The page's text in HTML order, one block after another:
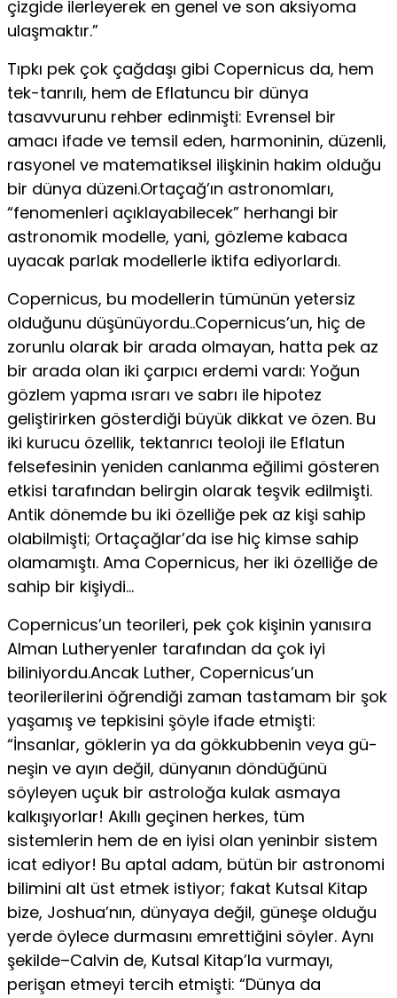
çizgide ilerleyerek en genel ve son aksiyoma
ulaşmaktır.”
Tıpkı pek çok çağdaşı gibi Copernicus da, hem
tek-tanrılı, hem de Eflatuncu bir dünya
tasavvurunu rehber edinmişti: Evrensel bir
amacı ifade ve temsil eden, harmoninin, düzenli,
rasyonel ve matematiksel ilişkinin hakim olduğu
bir dünya düzeni.Ortaçağ’ın astronomları,
“fenomenleri açıklayabilecek” herhangi bir
astronomik modelle, yani, gözleme kabaca
uyacak parlak modellerle iktifa ediyorlardı.
Copernicus, bu modellerin tümünün yetersiz
olduğunu düşünüyordu..Copernicus’un, hiç de
zorunlu olarak bir arada olmayan, hatta pek az
bir arada olan iki çarpıcı erdemi vardı: Yoğun
gözlem yapma ısrarı ve sabrı ile hipotez
geliştirirken gösterdiği büyük dikkat ve özen. Bu
iki kurucu özellik, tektanrıcı teoloji ile Eflatun
felsefesinin yeniden canlanma eğilimi gösteren
etkisi tarafından belirgin olarak teşvik edilmişti.
Antik dönemde bu iki özelliğe pek az kişi sahip
olabilmişti; Ortaçağlar’da ise hiç kimse sahip
olamamıştı. Ama Copernicus, her iki özelliğe de
sahip bir kişiydi…
Copernicus’un teorileri, pek çok kişinin yanısıra
Alman Lutheryenler tarafından da çok iyi
biliniyordu.Ancak Luther, Copernicus’un
teorilerilerini öğrendiği zaman tastamam bir şok
yaşamış ve tepkisini şöyle ifade etmişti:
“İnsanlar, göklerin ya da gökkubbenin veya gü­
neşin ve ayın değil, dünyanın döndüğünü
söyleyen uçuk bir astroloğa kulak asmaya
kalkışıyorlar! Akıllı geçinen herkes, tüm
sistemlerin hem de en iyisi olan yeninbir sistem
icat ediyor! Bu aptal adam, bütün bir astronomi
bilimini alt üst etmek istiyor; fakat Kutsal Kitap
bize, Joshua’nın, dünyaya değil, güneşe olduğu
yerde öylece durmasını emrettiğini söyler. Aynı
şekilde–Calvin de, Kutsal Kitap’la vurmayı,
perişan etmeyi tercih etmişti: “Dünya da